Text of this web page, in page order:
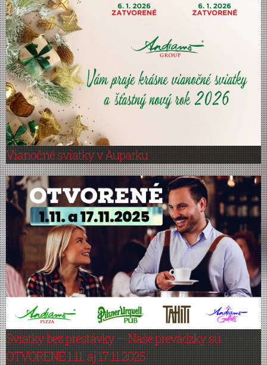
Vianočné sviatky v Auparku
Sviatky bez prestávky – Naše prevádzky sú
OTVORENÉ 1.11. aj 17.11.2025